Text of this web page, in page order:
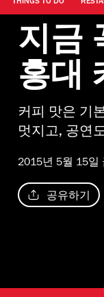
THINGS TO DO
지금
홍대
커피 맛은 기
멋지고, 공연
2015년 5월 15일
공유하기